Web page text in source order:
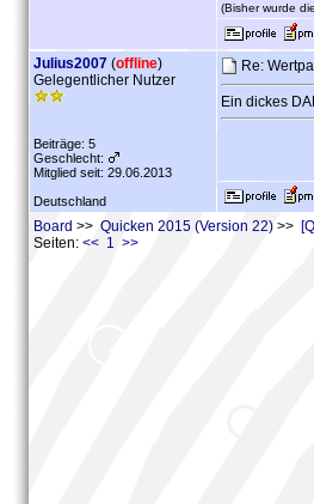
(Bisher wurde
Julius2007 (offline)
Gelegentlicher Nutzer
Beiträge: 5
Geschlecht:
Mitglied seit: 29.06.2013
Deutschland
Re:
Ein dickes
Board >> Quicken 2015 (Version 22) >>
Seiten: << 1 >>